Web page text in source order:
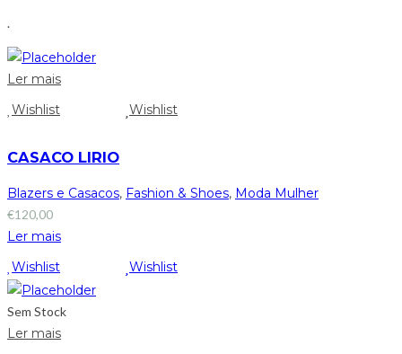
.
Ler mais
Wishlist
Wishlist
CASACO LIRIO
Blazers e Casacos, Fashion & Shoes, Moda Mulher
€120,00
Ler mais
Wishlist
Wishlist
Sem Stock
Ler mais